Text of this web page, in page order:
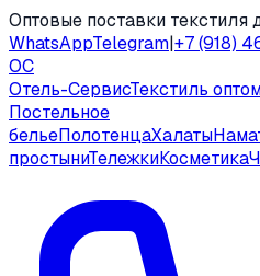
Оптовые поставки текстиля
WhatsAppTelegram|+7 (918)
ОС
Отель-СервисТекстиль
Постельное
бельеПолотенцаХалаты
простыниТележкиКосметика